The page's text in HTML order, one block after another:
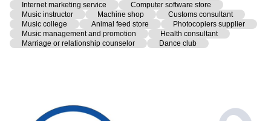
Internet marketing service
Computer software store
Music instructor
Machine shop
Customs consultant
Music college
Animal feed store
Photocopiers supplier
Music management and promotion
Health consultant
Marriage or relationship counselor
Dance club